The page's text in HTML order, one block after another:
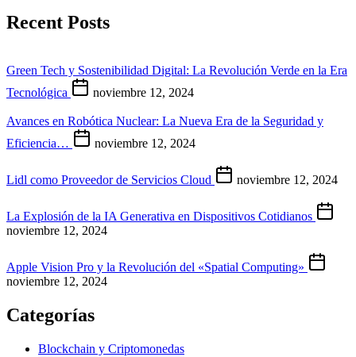
Recent Posts
Green Tech y Sostenibilidad Digital: La Revolución Verde en la Era
Tecnológica
noviembre 12, 2024
Avances en Robótica Nuclear: La Nueva Era de la Seguridad y
Eficiencia…
noviembre 12, 2024
Lidl como Proveedor de Servicios Cloud noviembre 12, 2024
La Explosión de la IA Generativa en Dispositivos Cotidianos
noviembre 12, 2024
Apple Vision Pro y la Revolución del «Spatial Computing»
noviembre 12, 2024
Categorías
Blockchain y Criptomonedas